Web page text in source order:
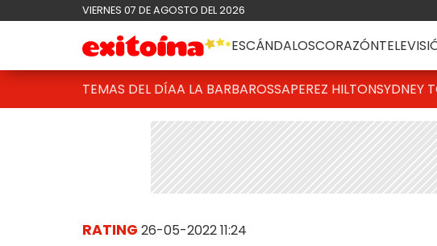
VIERNES 07 DE AGOSTO DEL 2026
ESCÁNDALOSCORAZÓN
TEMAS DEL DÍAA LA BARBAROSSAPEREZ HILTONSYDNEY
RATING 26-05-2022 11:24